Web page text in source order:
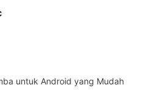
untuk Android yang Mudah